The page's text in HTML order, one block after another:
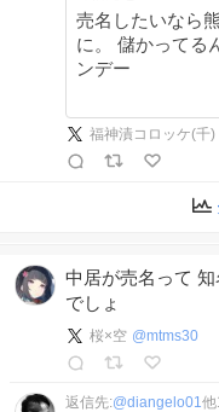
売名したいなら
に。 儲かってる
ンデー
福神漬コロッケ(千)
中居が売名って
でしょ
桜×空 @mtms30
返信先:@diangelo01他